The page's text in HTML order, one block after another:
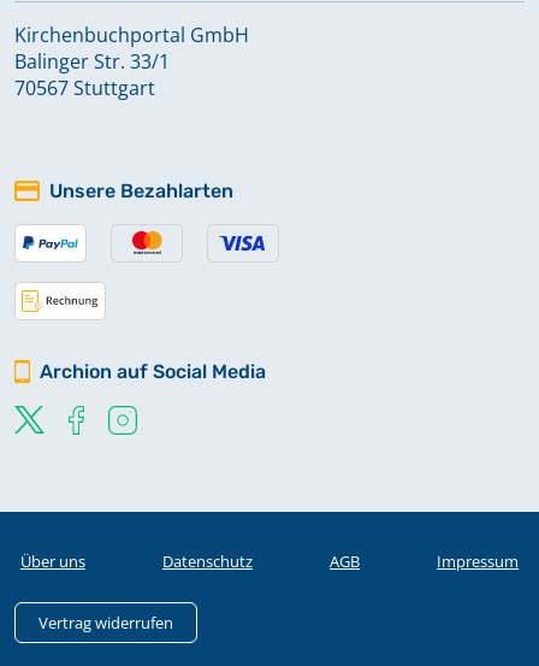
Kirchenbuchportal GmbH
Balinger Str. 33/1
70567 Stuttgart
Unsere Bezahlarten
Archion auf Social Media
Über uns Datenschutz AGB Impressum
Vertrag widerrufen